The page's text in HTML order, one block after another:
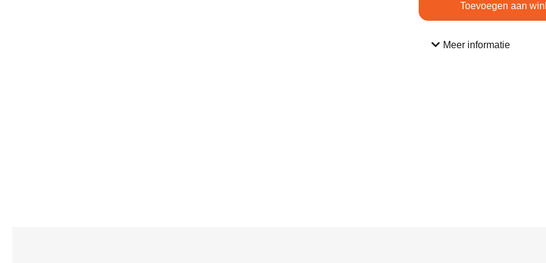
Toevoegen aan
Meer informatie